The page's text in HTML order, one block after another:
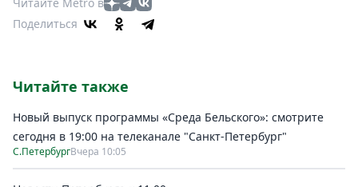
Поделиться
Читайте также
Новый выпуск программы «Среда Бельского»: смотрите
сегодня в 19:00 на телеканале "Санкт-Петербург"
С.ПетербургВчера 10:05